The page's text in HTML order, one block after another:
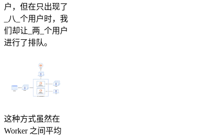
户，但在只出现了
_八_个用户时，我
们却让_两_个用户
进行了排队。
这种方式虽然在
Worker 之间平均